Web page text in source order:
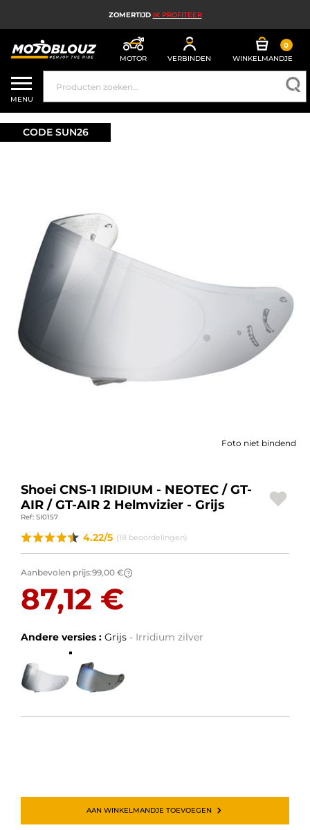
ZOMERTIJD IK PROFITEER
MOTOR VERBINDEN
0
WINKELMANDJE
MOTORHELM
MOTORUITRUSTING HEREN
MOTORUITRUSTING DAMES
MOTORAIRBAG
MOTORONDERDELEN EN GEREEDSCHAP
AANBIEDINGEN EN GOEDE DEALS
CONTACT MET ONS OPNEMEN
MENU
CODE SUN26
Foto niet bindend
Shoei CNS-1 IRIDIUM - NEOTEC / GT-
AIR / GT-AIR 2 Helmvizier - Grijs
Ref: SI0157
4.22/5 (18 beoordelingen)
Aanbevolen prijs:99,00 € ?
87,12 €
Andere versies : Grijs - Irridium zilver
AAN WINKELMANDJE TOEVOEGEN